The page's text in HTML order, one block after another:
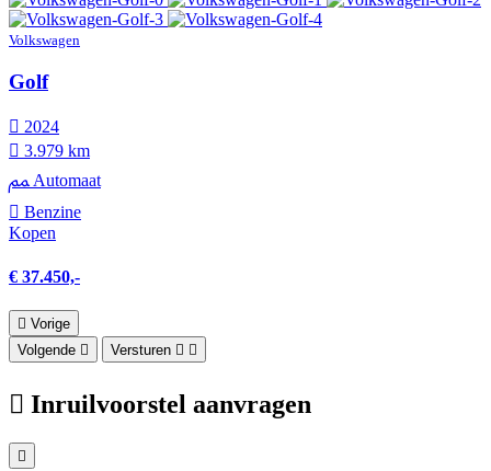
Volkswagen
Golf
2024
3.979 km
Automaat
Benzine
Kopen
€ 37.450,-
Vorige
Volgende
Versturen
Inruilvoorstel aanvragen